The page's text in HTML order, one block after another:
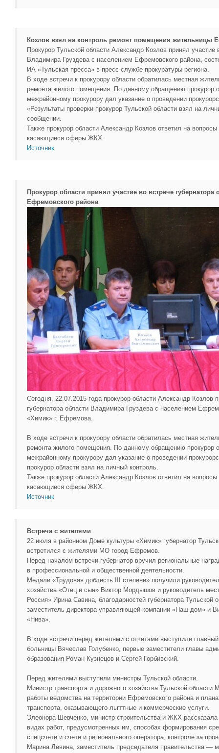
Козлов взял на контроль ремонт помещения жительницы
Прокурор Тульской области Александр Козлов принял участие
Владимира Груздева с населением Ефремовского района,
ИА «Тульская пресса» в пресс-службе прокуратуры региона.
В ходе встречи к прокурору области обратилась местная
ремонта жилого помещения. По данному обращению прокурор
межрайонному прокурору дал указание о проведении
«Результаты проверки прокурор Тульской области взял на
сообщении.
Также прокурор области Александр Козлов ответил на
касающиеся сферы ЖКХ.
Источник
Прокурор области принял участие во встрече губернатора
Ефремовского района
Сегодня, 22.07.2015 года прокурор области Александр Козлов
губернатора области Владимира Груздева с населением
«Химик» г. Ефремова.
В ходе встречи к прокурору области обратилась местная
ремонта жилого помещения. По данному обращению прокурор
межрайонному прокурору дал указание о проведении
прокурор области взял на личный контроль.
Также прокурор области Александр Козлов ответил на
касающиеся сферы ЖКХ.
Источник
Встреча с жителями
22 июля в районном Доме культуры «Химик» губернатор
встретился с жителями МО город Ефремов.
Перед началом встречи губернатор вручил региональные
в профессиональной и общественной деятельности.
Медали «Трудовая доблесть III степени» получили
хозяйства «Отец и сын» Виктор Мордышов и руководитель
Россия» Ирина Савина, благодарностей губернатора Тульской
заместитель директора управляющей компании «Наш дом» и
«Нива».
В ходе встречи перед жителями с отчетами выступили
больницы Вячеслав Голубенко, первые заместители главы
образования Роман Кузнецов и Сергей Горбивский.
Перед жителями выступили министры Тульской области.
Министр транспорта и дорожного хозяйства Тульской
работы ведомства на территории Ефремовского района и
транспорта, оказывающего льгттные и коммерческие услуги.
Элеонора Шевченко, министр строительства и ЖКХ
видах работ, предусмотренных им, способах формирования
спецсчете и счете и регионального оператора, контроле за
Марина Левина, заместитель председателя правительства —